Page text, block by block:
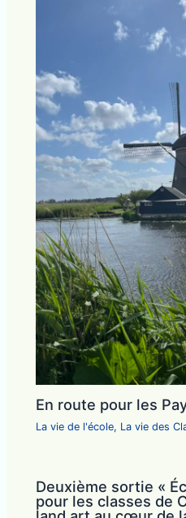
En route pour les
La vie de l'école, La vie des
Deuxième sortie «
pour les classes de